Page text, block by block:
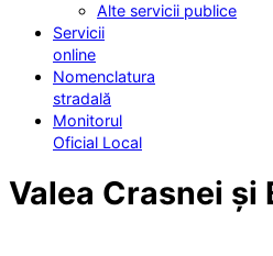
Alte servicii publice
Servicii
online
Nomenclatura
stradală
Monitorul
Oficial Local
Valea Crasnei și